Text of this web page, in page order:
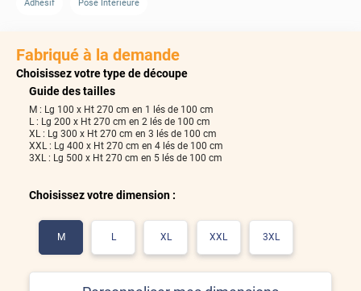
Adhesif Pose Intérieure
Fabriqué à la demande
Choisissez votre type de découpe
Guide des tailles
M : Lg 100 x Ht 270 cm en 1 lés de 100 cm
L : Lg 200 x Ht 270 cm en 2 lés de 100 cm
XL : Lg 300 x Ht 270 cm en 3 lés de 100 cm
XXL : Lg 400 x Ht 270 cm en 4 lés de 100 cm
3XL : Lg 500 x Ht 270 cm en 5 lés de 100 cm
Choisissez votre dimension :
M L XL XXL 3XL
500